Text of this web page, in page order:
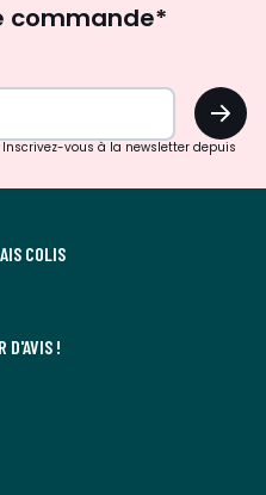
commande*
OK
vous à la newsletter depuis
COLIS
D'AVIS !